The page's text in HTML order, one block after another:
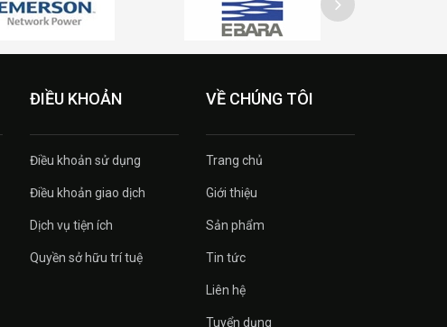
ĐIỀU KHOẢN
Điều khoản sử dụng
Điều khoản giao dịch
Dịch vụ tiện ích
Quyền sở hữu trí tuệ
VỀ CHÚNG TÔI
Trang chủ
Giới thiệu
Sản phẩm
Tin tức
Liên hệ
Tuyển dụng